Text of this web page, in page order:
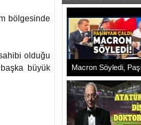
bölgesinde
olduğu
büyük
Macron Söyledi,
Çaldı! Erivan`daki
Damga Vuran